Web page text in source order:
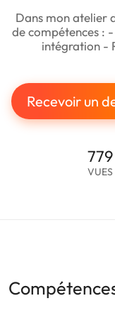
Dans mon atelier
de compétences :
intégration -
Recevoir un
779
VUES